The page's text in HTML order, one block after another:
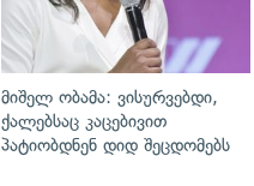
მიშელ ობამა: ვისურვებდი,
ქალებსაც კაცებივით
პატიობდნენ დიდ შეცდომებს